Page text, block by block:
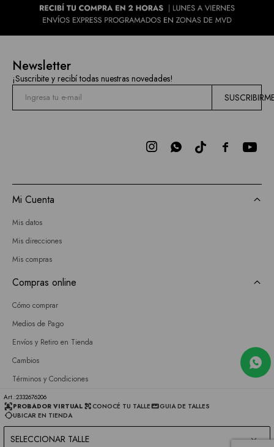
2332676206
PROBADOR VIRTUAL
CONOCÉ TU TALLE
GUIA DE TALLES
UBICAR EN TIENDA
SELECCIONAR TALLE
Newsletter
¡Suscribite y recibí todas nuestras novedades!

 
Mi Cuenta
Mis datos
Mis direcciones
Mis compras
Compras online
Cómo comprar
Medios de Pago
Envíos y Retiro en Tienda
Cambios
Términos y Condiciones
GIFT CARD
Empresa
Sobre nosotros